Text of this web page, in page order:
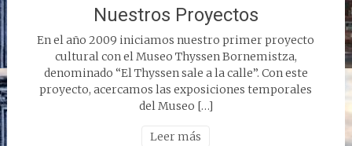
Nuestros Proyectos
En el año 2009 iniciamos nuestro primer proyecto
cultural con el Museo Thyssen Bornemistza,
denominado “El Thyssen sale a la calle”. Con este
proyecto, acercamos las exposiciones temporales
del Museo […]
Leer más